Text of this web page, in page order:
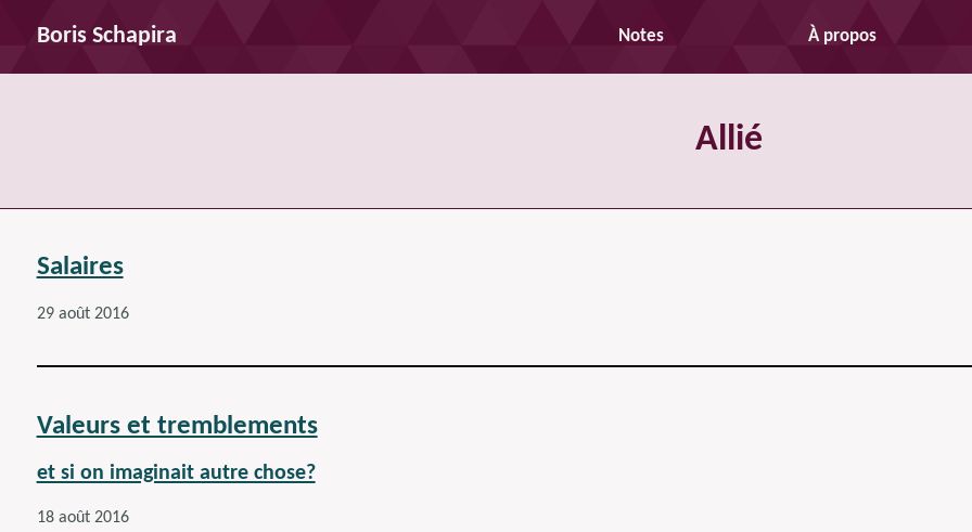
Boris Schapira Notes À propos
Allié
Salaires
29 août 2016
Valeurs et tremblements
et si on imaginait autre chose?
18 août 2016